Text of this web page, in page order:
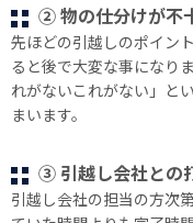
② 物の仕分けが不
先ほどの引越しのポイン
ると後で大変な事になり
れがないこれがない」と
まいます。
③ 引越し会社との
引越し会社の担当の方次